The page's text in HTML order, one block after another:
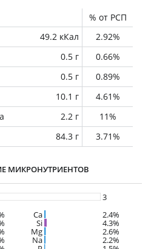
% от РСП
49.2 кКал
2.92%
0.5 г
0.66%
0.5 г
0.89%
10.1 г
4.61%
2.2 г
11%
84.3 г 3.71%
МИКРОНУТРИЕНТОВ
3
Ca 2.4%
Si 4.3%
Mg 2.6%
Na 2.2%